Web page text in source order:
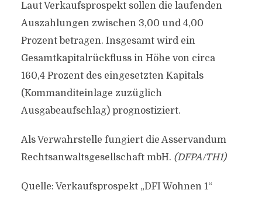
Laut Verkaufsprospekt sollen die laufenden
Auszahlungen zwischen 3,00 und 4,00
Prozent betragen. Insgesamt wird ein
Gesamtkapitalrückfluss in Höhe von circa
160,4 Prozent des eingesetzten Kapitals
(Kommanditeinlage zuzüglich
Ausgabeaufschlag) prognostiziert.
Als Verwahrstelle fungiert die Asservandum
Rechtsanwaltsgesellschaft mbH. (DFPA/TH1)
Quelle: Verkaufsprospekt „DFI Wohnen 1“